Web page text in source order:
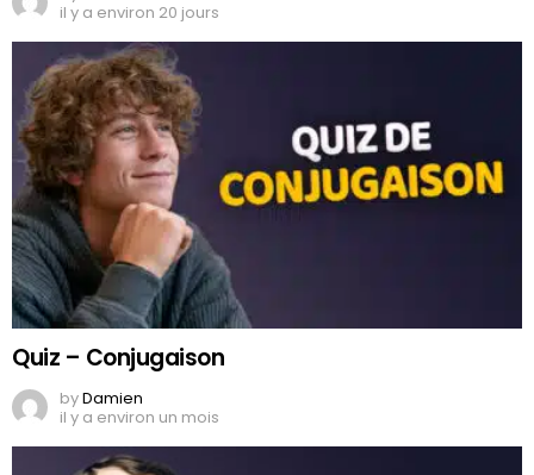
il y a environ 20 jours
Quiz – Conjugaison
byDamien
il y a environ un mois